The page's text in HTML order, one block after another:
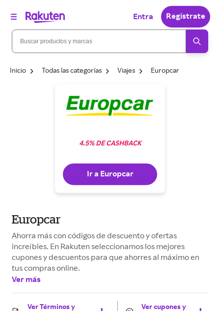
Entra Regístrate
Inicio Todas las categorías Viajes Europcar
4.5% DE CASHBACK
Ir a Europcar
Europcar
Ahorra más con códigos de descuento y ofertas
increíbles. En Rakuten seleccionamos los mejores
cupones y descuentos para que ahorres al máximo en
tus compras online.
Ver más
Ver Términos y
Ver cupones y